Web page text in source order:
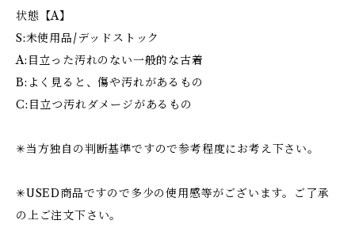
状態【A】
S:未使用品/デッドストック
A:目立った汚れのない一般的な古着
B:よく見ると、傷や汚れがあるもの
C:目立つ汚れダメージがあるもの
✳︎当方独自の判断基準ですので参考程度にお考え下さい。
✳︎USED商品ですので多少の使用感等がございます。ご了承
の上ご注文下さい。